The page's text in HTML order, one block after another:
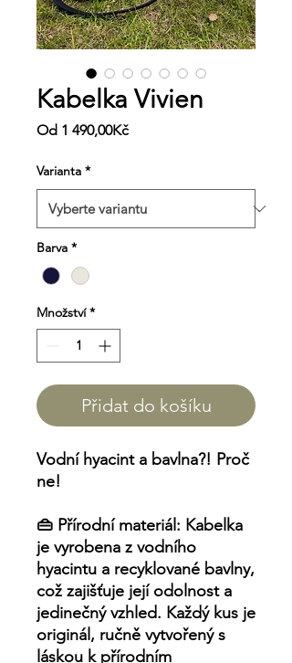
Kabelka Vivien
Od 1 490,00KčZvýhodněná
Varianta *
Barva *
Množství *
Přidat do košíku
Vodní hyacint a bavlna?! Proč
ne!
👜 Přírodní materiál: Kabelka
je vyrobena z vodního
hyacintu a recyklované bavlny,
což zajišťuje její odolnost a
jedinečný vzhled. Každý kus je
originál, ručně vytvořený s
láskou k přírodním